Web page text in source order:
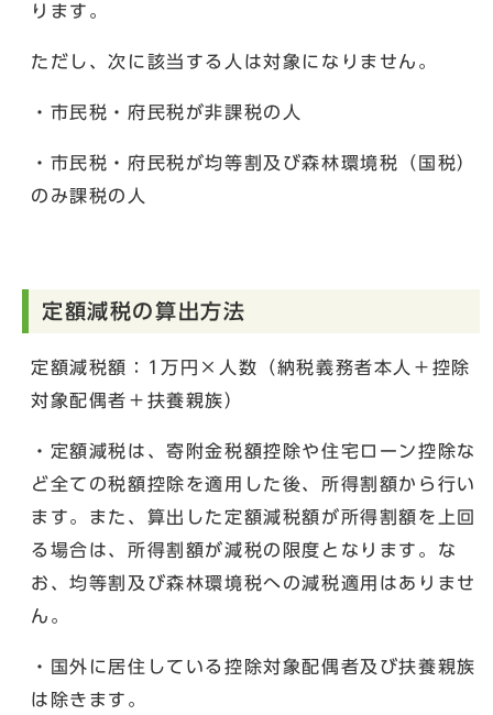
ります。
ただし、次に該当する人は対象になりません。
・市民税・府民税が非課税の人
・市民税・府民税が均等割及び森林環境税（国税）
のみ課税の人
定額減税の算出方法
定額減税額：1万円×人数（納税義務者本人＋控除
対象配偶者＋扶養親族）
・定額減税は、寄附金税額控除や住宅ローン控除な
ど全ての税額控除を適用した後、所得割額から行い
ます。また、算出した定額減税額が所得割額を上回
る場合は、所得割額が減税の限度となります。な
お、均等割及び森林環境税への減税適用はありませ
ん。
・国外に居住している控除対象配偶者及び扶養親族
は除きます。